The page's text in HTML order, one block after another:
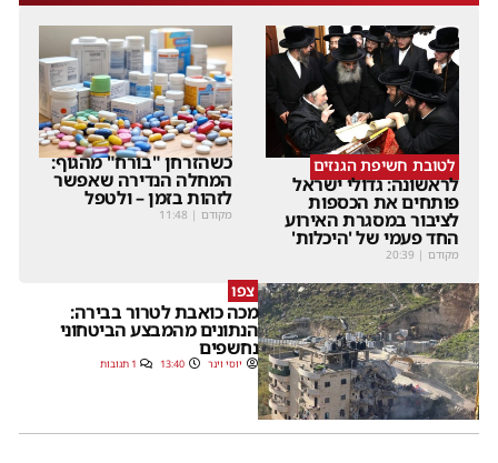
לטובת חשיפת הגנזים
לראשונה: גדולי ישראל
פותחים את הכספות
לציבור במסגרת האירוע
החד פעמי של 'היכלות'
מקודם |
20:39
כשהזרחן "בורח" מהגוף:
המחלה הנדירה שאפשר
לזהות בזמן – ולטפל
מקודם |
11:48
צפו
מכה כואבת לטרור בבירה:
הנתונים מהמבצע הביטחוני
נחשפים
יוסי וינר 13:40 1 תגובות